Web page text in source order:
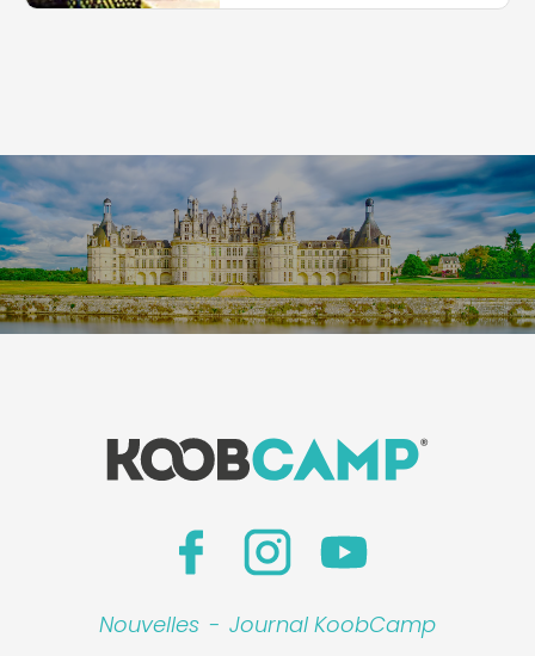
Nouvelles - Journal KoobCamp